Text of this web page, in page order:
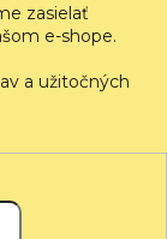
zasielať
e-shope.